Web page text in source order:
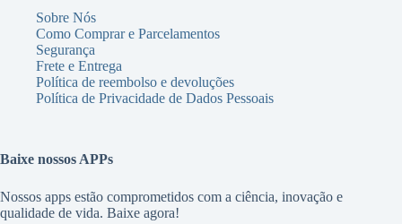
Sobre Nós
Como Comprar e Parcelamentos
Segurança
Frete e Entrega
Política de reembolso e devoluções
Política de Privacidade de Dados Pessoais
Baixe nossos APPs
Nossos apps estão comprometidos com a ciência, inovação e
qualidade de vida. Baixe agora!